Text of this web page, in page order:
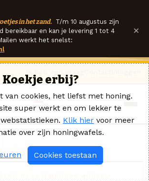
in het zand. T/m 10 augustus zijn
bereikbaar en kan je levering 1 tot 4
werkt het snelst:
×
Koekje erbij?
van cookies, het liefst met honing.
super werkt en om lekker te
Klik hier voor meer
over zijn honingwafels.
Cookies toestaan